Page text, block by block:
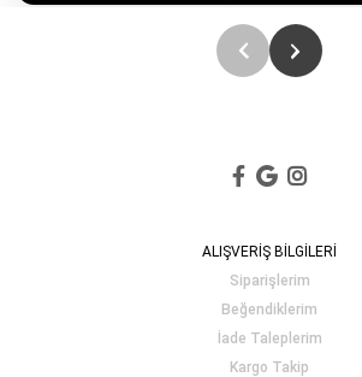
ALIŞVERİŞ BİLGİLERİ
Siparişlerim
Beğendiklerim
İade Taleplerim
Kargo Takip